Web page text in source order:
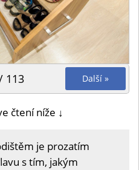
Další »
113
čtení níže ↓
je prozatím
s tím, jakým